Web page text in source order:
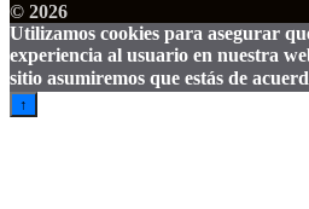
© 2026
Utilizamos cookies para asegurar
experiencia al usuario en nuestra
sitio asumiremos que estás de
↑